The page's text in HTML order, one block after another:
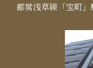
都営浅草線「宝町